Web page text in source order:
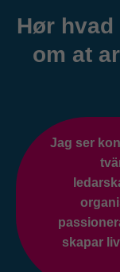
Hør
om at
Jag ser
skapar